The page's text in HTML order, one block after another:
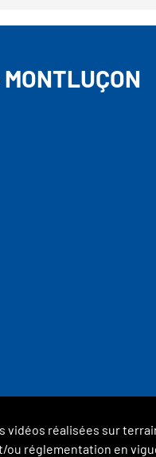
réalisées sur
réglementation en